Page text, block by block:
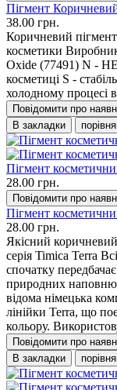
Пігмент
38.00 грн.
Коричневий
косметики
Oxide (77491) N -
косметиці S -
холодному
Повідомити про
В закладки
Пігмент
28.00 грн.
Повідомити про
Пігмент
28.00 грн.
Якісний
серія Timica Terra
спочатку
природних
відома німецька
лінійки Terra, що
кольору.
Повідомити про
В закладки